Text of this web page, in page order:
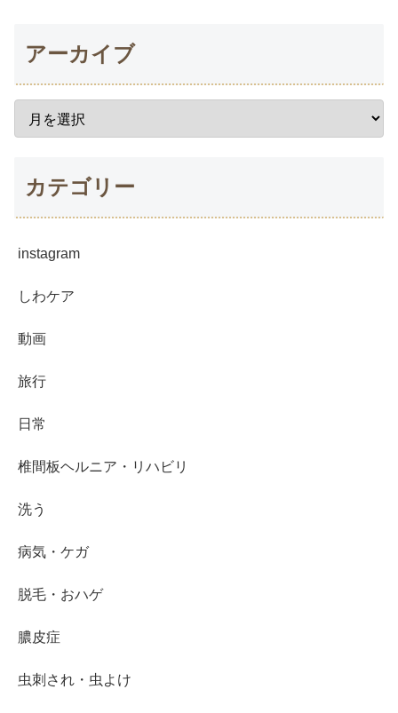
アーカイブ
カテゴリー
instagram
しわケア
動画
旅行
日常
椎間板ヘルニア・リハビリ
洗う
病気・ケガ
脱毛・おハゲ
膿皮症
虫刺され・虫よけ